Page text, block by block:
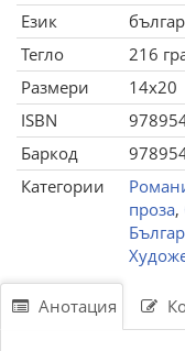
Език
Тегло
216
Размери
14x20
ISBN
Баркод
Категории
проза,
Анотация